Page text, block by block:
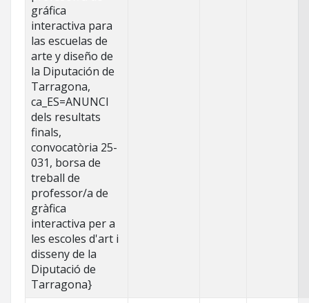
gráfica
interactiva para
las escuelas de
arte y diseño de
la Diputación de
Tarragona,
ca_ES=ANUNCI
dels resultats
finals,
convocatòria 25-
031, borsa de
treball de
professor/a de
gràfica
interactiva per a
les escoles d'art i
disseny de la
Diputació de
Tarragona}